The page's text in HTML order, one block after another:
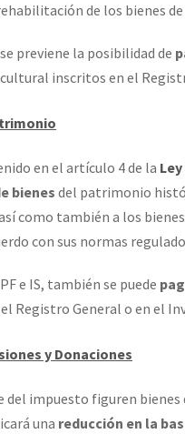
de los bienes
previene la posibilidad de
inscritos en el
en el artículo 4 de la Ley
bienes del patrimonio
como también a los
con sus normas
e IS, también se puede
Registro General o en el
y Donaciones
del impuesto figuren
una reducción en la